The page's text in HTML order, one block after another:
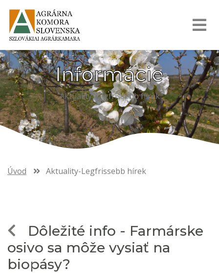
Informácie
Aktuality-Legfrissebb hírek
Úvod Aktuality-Legfrissebb hírek
Dôležité info - Farmárske
osivo sa môže vysiať na
biopásy?